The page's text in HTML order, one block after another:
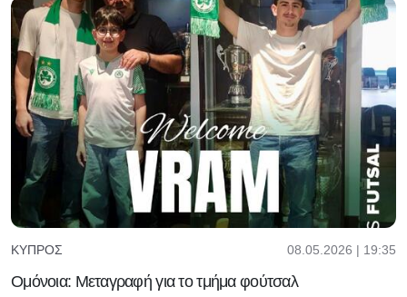
ΚΎΠΡΟΣ 08.05.2026 | 19:35
Ομόνοια: Μεταγραφή για το τμήμα φούτσαλ